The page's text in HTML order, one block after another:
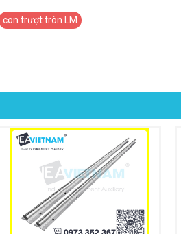
con trượt tròn LM